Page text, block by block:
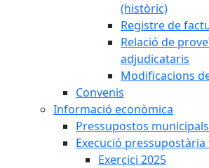
(històric)
Registre de
Relació de
adjudicataris
Modificacions
Convenis
Informació econòmica
Pressupostos municipals
Execució
Exercici 2025